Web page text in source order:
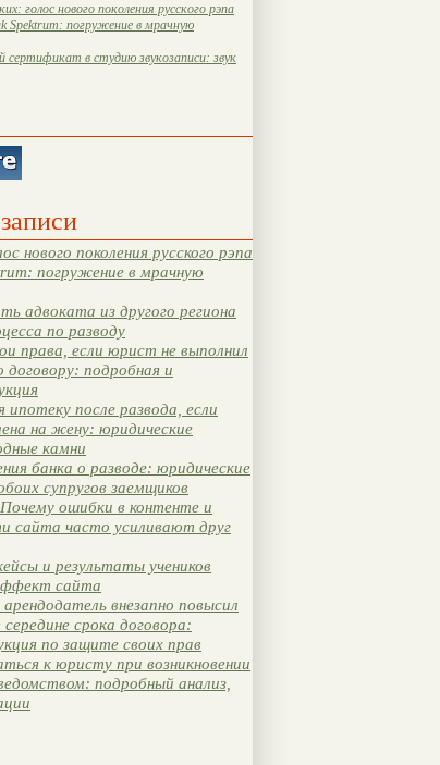
голос нового поколения русского рэпа
Spektrum: погружение в мрачную
сертификат в студию звукозаписи: звук
нового поколения русского рэпа
погружение в мрачную
адвоката из другого региона
по разводу
права, если юрист не выполнил
договору: подробная и
после развода, если
на жену: юридические
камни
банка о разводе: юридические
супругов заемщиков
ошибки в контенте и
сайта часто усиливают друг
и результаты учеников
сайта
внезапно повысил
срока договора:
по защите своих прав
к юристу при возникновении
подробный анализ,